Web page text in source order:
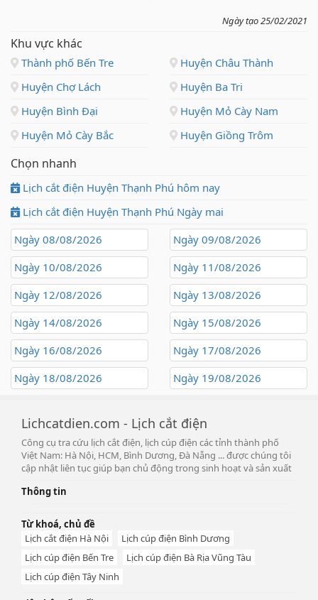
Ngày tạo 25/02/2021
Khu vực khác
Thành phố Bến Tre
Huyện Châu Thành
Huyện Chợ Lách
Huyện Ba Tri
Huyện Bình Đại
Huyện Mỏ Cày Nam
Huyện Mỏ Cày Bắc
Huyện Giồng Trôm
Chọn nhanh
Lịch cắt điện Huyện Thạnh Phú hôm nay
Lịch cắt điện Huyện Thạnh Phú Ngày mai
Ngày 08/08/2026
Ngày 09/08/2026
Ngày 10/08/2026
Ngày 11/08/2026
Ngày 12/08/2026
Ngày 13/08/2026
Ngày 14/08/2026
Ngày 15/08/2026
Ngày 16/08/2026
Ngày 17/08/2026
Ngày 18/08/2026
Ngày 19/08/2026
Lichcatdien.com - Lịch cắt điện
Công cụ tra cứu lịch cắt điện, lịch cúp điện các tỉnh thành phố
Việt Nam: Hà Nội, HCM, Bình Dương, Đà Nẵng ... được chúng tôi
cập nhật liên tục giúp bạn chủ động trong sinh hoạt và sản xuất
Thông tin
Từ khoá, chủ đề
Lịch cắt điện Hà Nội
Lịch cúp điện Bình Dương
Lịch cúp điện Bến Tre
Lịch cúp điện Bà Rịa Vũng Tàu
Lịch cúp điện Tây Ninh